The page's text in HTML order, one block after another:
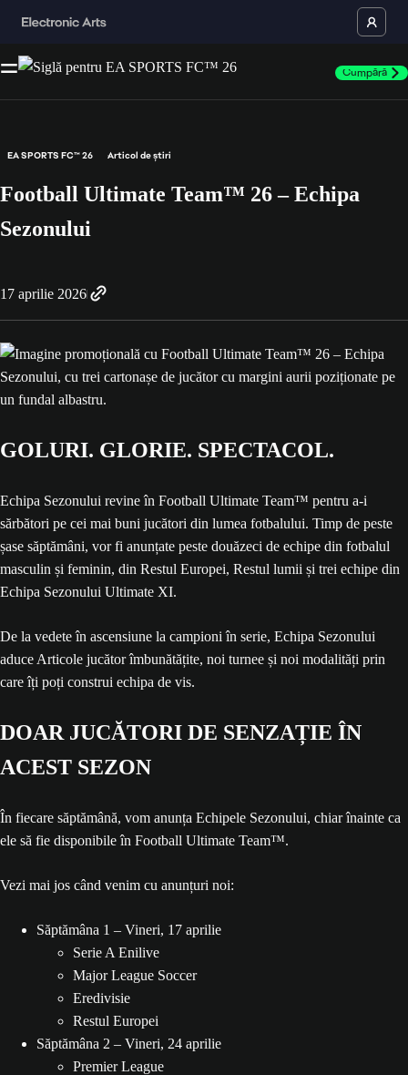
Cumpără
EA SPORTS FC™ 26 Articol de știri
Football Ultimate Team™ 26 – Echipa
Sezonului
17 aprilie 2026
GOLURI. GLORIE. SPECTACOL.
Echipa Sezonului revine în Football Ultimate Team™ pentru a-i
sărbători pe cei mai buni jucători din lumea fotbalului. Timp de peste
șase săptămâni, vor fi anunțate peste douăzeci de echipe din fotbalul
masculin și feminin, din Restul Europei, Restul lumii și trei echipe din
Echipa Sezonului Ultimate XI.
De la vedete în ascensiune la campioni în serie, Echipa Sezonului
aduce Articole jucător îmbunătățite, noi turnee și noi modalități prin
care îți poți construi echipa de vis.
DOAR JUCĂTORI DE SENZAȚIE ÎN
ACEST SEZON
În fiecare săptămână, vom anunța Echipele Sezonului, chiar înainte ca
ele să fie disponibile în Football Ultimate Team™.
Vezi mai jos când venim cu anunțuri noi:
Săptămâna 1 – Vineri, 17 aprilie
Serie A Enilive
Major League Soccer
Eredivisie
Restul Europei
Săptămâna 2 – Vineri, 24 aprilie
Premier League